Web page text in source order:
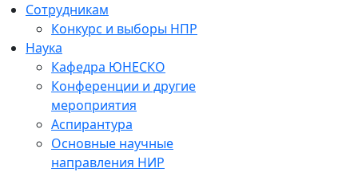
Сотрудникам
Конкурс и выборы НПР
Наука
Кафедра ЮНЕСКО
Конференции и другие
мероприятия
Аспирантура
Основные научные
направления НИР